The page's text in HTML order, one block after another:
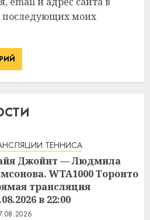
последующих моих
ТЕННИСА
Джойнт — Людмила
WTA1000 Торонто
трансляция
в 22:00